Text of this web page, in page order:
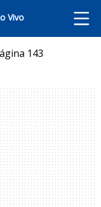
Vivo
143